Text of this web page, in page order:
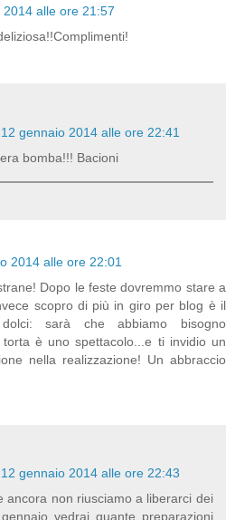
2014 alle ore 21:57
12 gennaio 2014 alle ore 22:41
bomba!!! Bacioni
2014 alle ore 22:01
Dopo le feste dovremmo stare a
scopro di più in giro per blog è il
sarà che abbiamo bisogno
è uno spettacolo...e ti invidio un
nella realizzazione! Un abbraccio
12 gennaio 2014 alle ore 22:43
ancora non riusciamo a liberarci dei
vedrai quante preparazioni